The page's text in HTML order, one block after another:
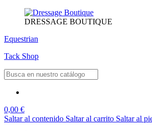
DRESSAGE BOUTIQUE
Equestrian
Tack Shop
0,00 €
Saltar al contenido Saltar al carrito Saltar al